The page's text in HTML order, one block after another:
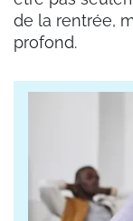
de la rentrée,
profond.